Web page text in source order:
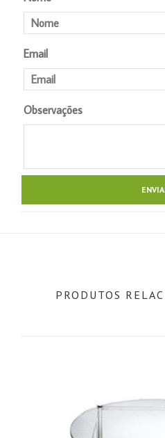
Email
Observações
PRODUTOS